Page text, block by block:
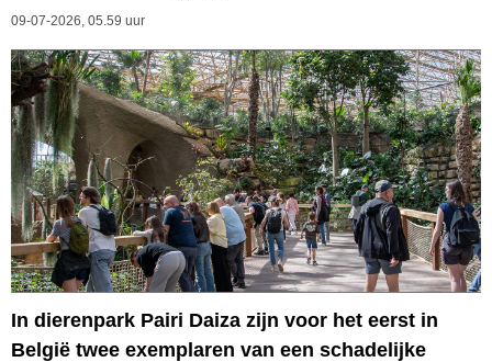
09-07-2026, 05.59 uur
In dierenpark Pairi Daiza zijn voor het eerst in
België twee exemplaren van een schadelijke